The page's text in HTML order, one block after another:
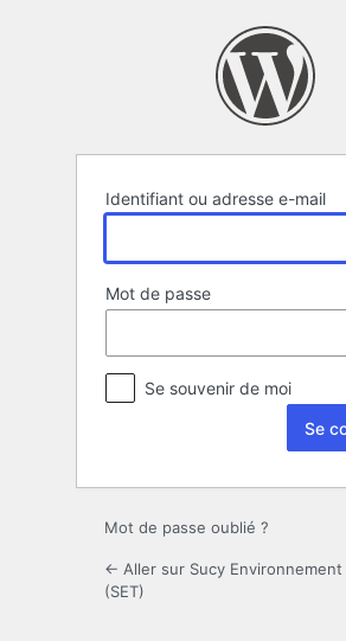
Identifiant ou adresse e-mail
Mot de passe
Se souvenir de moi
Mot de passe oublié ?
← Aller sur Sucy Environnement
(SET)